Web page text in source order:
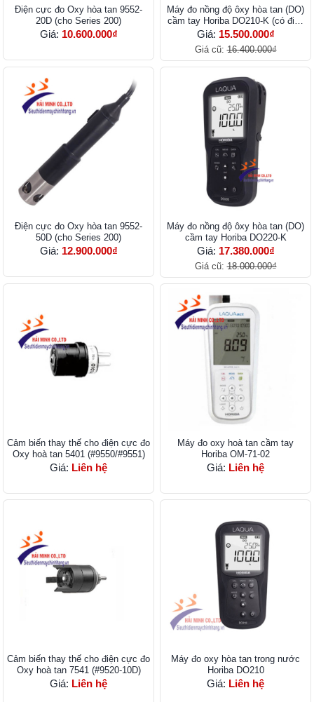
Điện cực đo Oxy hòa tan 9552-
20D (cho Series 200)
Giá: 10.600.000₫
Máy đo nồng độ ôxy hòa tan (DO)
cầm tay Horiba DO210-K (có điện
cực)
Giá: 15.500.000₫
Giá cũ:16.400.000₫
Điện cực đo Oxy hòa tan 9552-
50D (cho Series 200)
Giá: 12.900.000₫
Máy đo nồng độ ôxy hòa tan (DO)
cầm tay Horiba DO220-K
Giá: 17.380.000₫
Giá cũ:18.000.000₫
Cảm biến thay thế cho điện cực đo
Oxy hoà tan 5401 (#9550/#9551)
Giá: Liên hệ
Máy đo oxy hoà tan cầm tay
Horiba OM-71-02
Giá: Liên hệ
Cảm biến thay thế cho điện cực đo
Oxy hoà tan 7541 (#9520-10D)
Giá: Liên hệ
Máy đo oxy hòa tan trong nước
Horiba DO210
Giá: Liên hệ